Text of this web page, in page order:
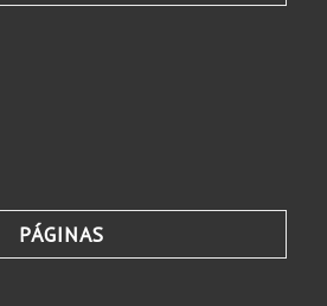
PÁGINAS